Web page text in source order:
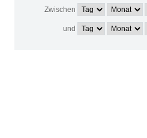
Zwischen
und